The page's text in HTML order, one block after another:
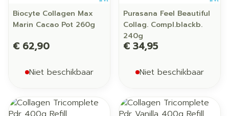
Biocyte Collagen Max
Marin Cacao Pot 260g
€ 62,90
Niet beschikbaar
Purasana Feel Beautiful
Collag. Compl.blackb.
240g
€ 34,95
Niet beschikbaar